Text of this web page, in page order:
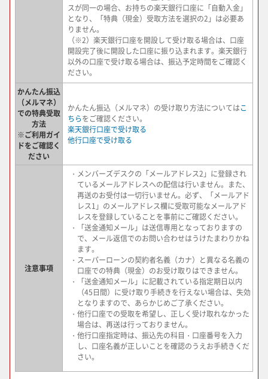
スが同一の場合、お持ちの楽天銀行口座に「自動入金」
となり、「特典（現金）受取方法を選択の2」は必要あ
りません。
（※2）楽天銀行口座を開設して受け取る場合は、口座
開設完了後に開設した口座に振り込まれます。楽天銀行
以外の口座で受け取る場合は、振込予定時間をご確認く
ださい。
かんたん振込
（メルマネ）
での特典受取
方法
※ご利用ガイ
ドをご確認く
ださい
かんたん振込（メルマネ）の受け取り方法についてはこ
ちらをご確認ください。
楽天銀行口座で受け取る
他行口座で受け取る
注意事項
・メンバーズデスクの「メールアドレス2」に登録され
ているメールアドレスへの配信は行いません。また、
再送のお受付は一切行いません。必ず、「メールアド
レス1」のメールアドレス欄に受取可能なメールアド
レスを登録していることを事前にご確認ください。
・「送金通知メール」は送信専用となっておりますの
で、メール返信でのお問い合わせはうけたまわりかね
ます。
・スーパーローンの契約者名義（カナ）と異なる名義の
口座での特典（現金）のお受け取りはできません。
・「送金通知メール」に記載されている指定期日以内
（45日間）に受け取り手続きを行えない場合は、失効
となりますので、あらかじめご了承ください。
・他行口座での受取を希望し、正しく受け取れなかった
場合は、再送は行っておりません。
・他行口座指定時は、振込先の科目・口座番号を入力
し、口座名義が正しいことを確認のうえお手続きくだ
さい。